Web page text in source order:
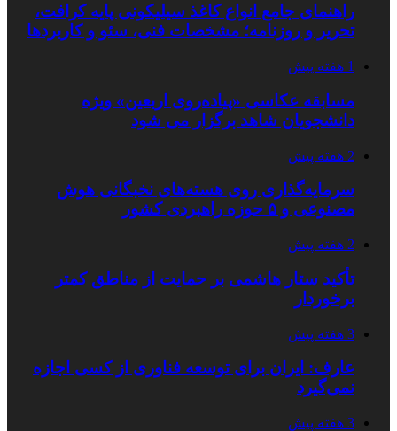
راهنمای جامع انواع کاغذ سیلیکونی پایه کرافت،
تحریر و روزنامه؛ مشخصات فنی، سئو و کاربردها
1 هفته پیش
مسابقه عکاسی «پیاده‌روی اربعین» ویژه
دانشجویان شاهد برگزار می شود
2 هفته پیش
سرمایه‌گذاری روی هسته‌های نخبگانی هوش
مصنوعی و ۵ حوزه راهبردی کشور
2 هفته پیش
تأکید ستار هاشمی بر حمایت از مناطق کمتر
برخوردار
3 هفته پیش
عارف: ایران برای توسعه فناوری از کسی اجازه
نمی‌گیرد
3 هفته پیش